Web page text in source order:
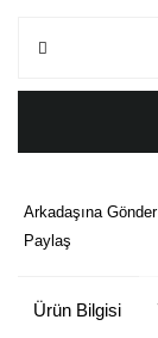
Arkadaşına Gönder
Paylaş
Ürün Bilgisi